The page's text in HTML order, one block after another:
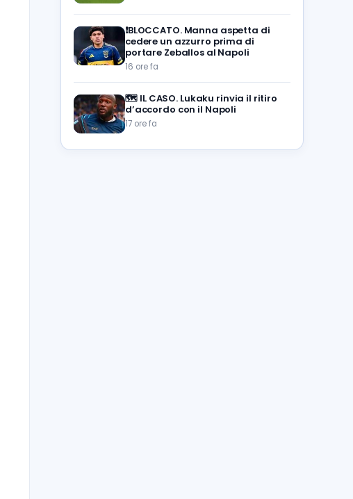
❗️BLOCCATO. Manna aspetta di
cedere un azzurro prima di
portare Zeballos al Napoli
16 ore fa
🗺️ IL CASO. Lukaku rinvia il ritiro
d’accordo con il Napoli
17 ore fa